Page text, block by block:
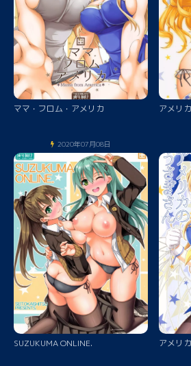
ママ・フロム・アメリカ アメリ
2020年07月08日
SUZUKUMA ONLINE. アメリ